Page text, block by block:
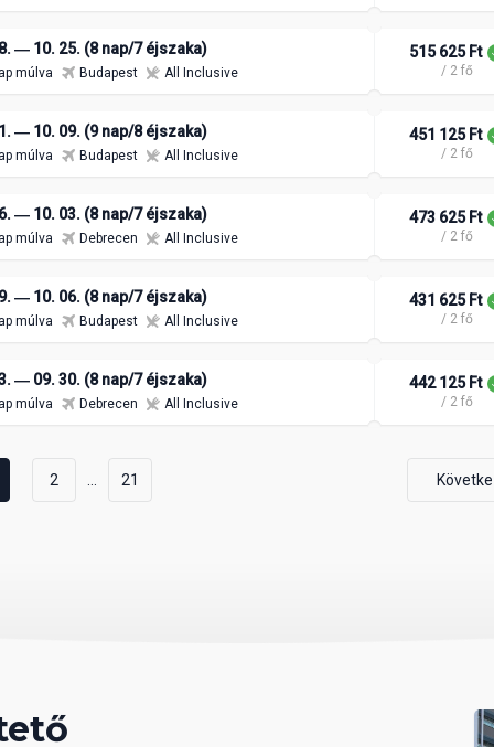
― 10. 25. (8 nap/7 éjszaka)
múlva Budapest All Inclusive
515 625 Ft
/ 2 fő
― 10. 09. (9 nap/8 éjszaka)
múlva Budapest All Inclusive
451 125 Ft
/ 2 fő
― 10. 03. (8 nap/7 éjszaka)
múlva Debrecen All Inclusive
473 625 Ft
/ 2 fő
― 10. 06. (8 nap/7 éjszaka)
múlva Budapest All Inclusive
431 625 Ft
/ 2 fő
― 09. 30. (8 nap/7 éjszaka)
múlva Debrecen All Inclusive
442 125 Ft
/ 2 fő
2 21